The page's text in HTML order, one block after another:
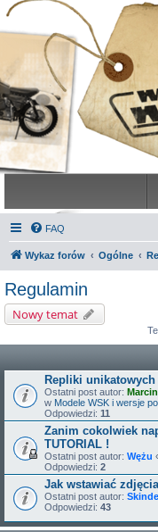
FAQ
Wykaz forów Ogólne
Regulamin
Nowy temat
Repliki
Ostatni post autor: Marcin
w Modele WSK i wersje
Odpowiedzi: 11
Zanim cokolwiek
TUTORIAL !
Ostatni post autor: Wężu
Odpowiedzi: 2
Jak wstawiać
Ostatni post autor:
Odpowiedzi: 43